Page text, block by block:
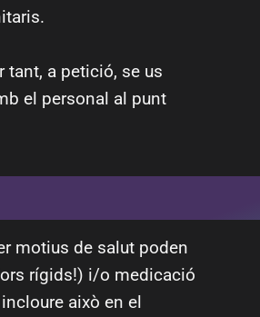
tant, a petició, se us
el personal al punt
motius de salut poden
rígids!) i/o medicació
això en el